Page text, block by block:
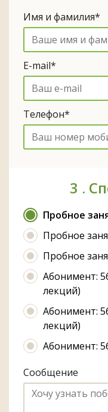
Имя и фамилия*
E-mail*
Телефон*
3 .
Пробное
Пробное
Пробное
Абонимент:
лекций)
Абонимент:
лекций)
Абонимент:
Сообщение